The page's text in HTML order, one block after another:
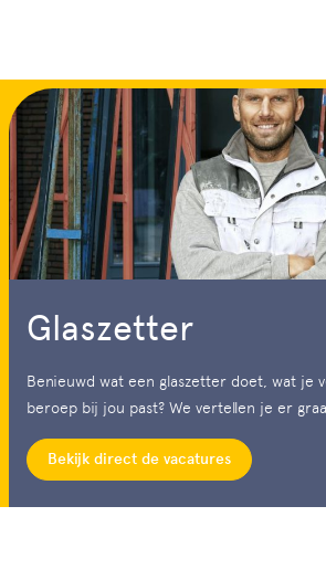
Glaszetter
Benieuwd wat een glaszetter doet, wat je
beroep bij jou past? We vertellen je er
Bekijk direct de vacatures